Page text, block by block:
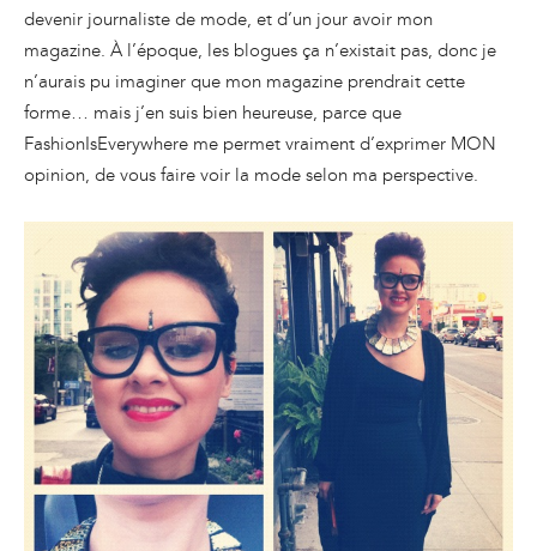
devenir journaliste de mode, et d’un jour avoir mon
magazine. À l’époque, les blogues ça n’existait pas, donc je
n’aurais pu imaginer que mon magazine prendrait cette
forme… mais j’en suis bien heureuse, parce que
FashionIsEverywhere me permet vraiment d’exprimer MON
opinion, de vous faire voir la mode selon ma perspective.